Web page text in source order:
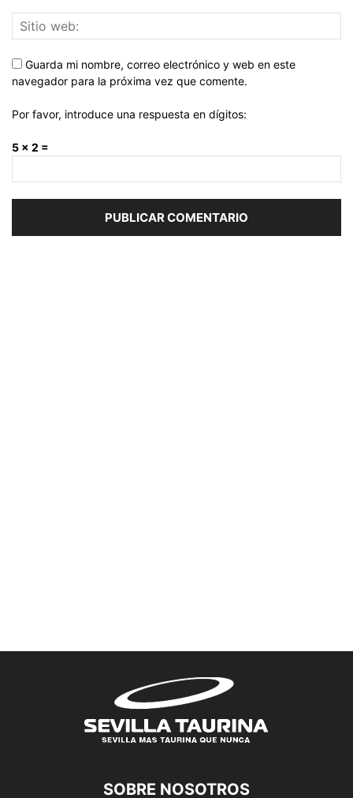
Guarda mi nombre, correo electrónico y web en este
navegador para la próxima vez que comente.
Por favor, introduce una respuesta en dígitos:
5 × 2 =
SOBRE NOSOTROS